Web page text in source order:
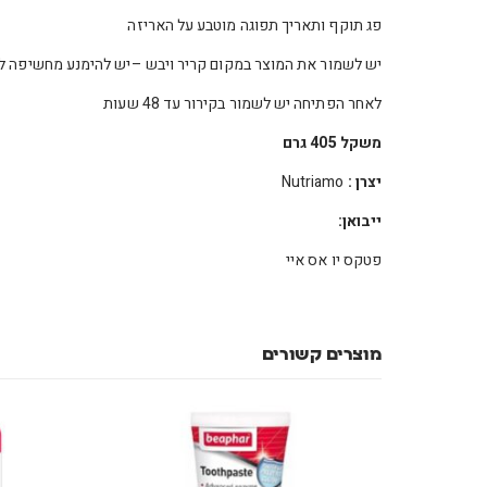
פג תוקף ותאריך תפוגה מוטבע על האריזה
יש לשמור את המוצר במקום קריר ויבש –יש להימנע
לאחר הפתיחה יש לשמור בקירור עד 48 שעות
משקל 405 גרם
יצרן :
ייבואן:
פטקס יו אס איי
מוצרים קשורים